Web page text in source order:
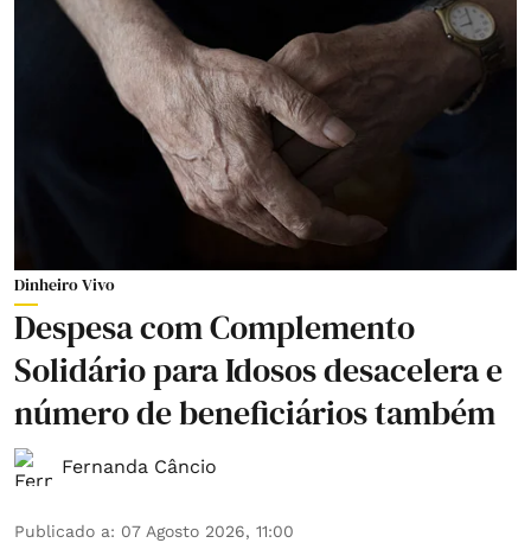
Dinheiro Vivo
Despesa com Complemento
Solidário para Idosos desacelera e
número de beneficiários também
Fernanda Câncio
Publicado a: 07 Agosto 2026, 11:00